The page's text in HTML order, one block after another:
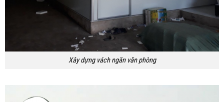
Xây dựng vách ngăn văn phòng